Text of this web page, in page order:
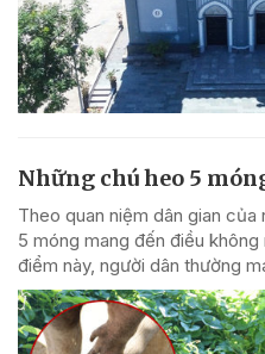
Những chú heo 5
Theo quan niệm dân gian
5 móng mang đến điều
điểm này, người dân thường